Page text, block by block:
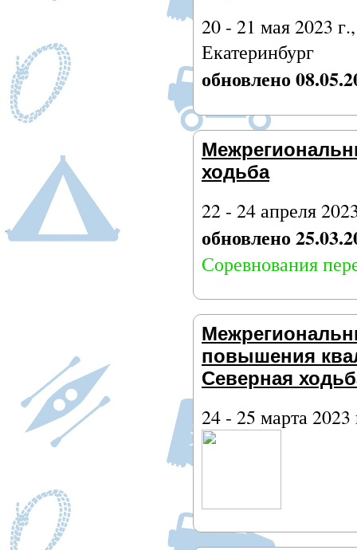
20 - 21 мая 2023
Екатеринбург
обновлено
ходьба
22 - 24 апреля
обновлено
Соревнования
повышения
Северная
24 - 25 марта